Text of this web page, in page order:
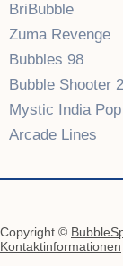
BriBubble
Zuma Revenge
Bubbles 98
Bubble Shooter 2
Mystic India Pop
Arcade Lines
Copyright ©
Kontaktinformationen